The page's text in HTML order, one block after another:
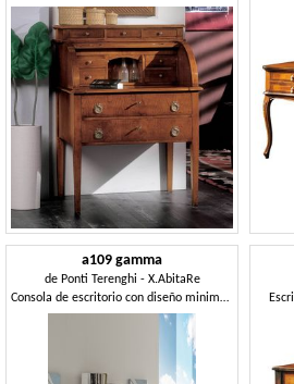
a109 gamma
de Ponti Terenghi - X.AbitaRe
Consola de escritorio con diseño minimalista